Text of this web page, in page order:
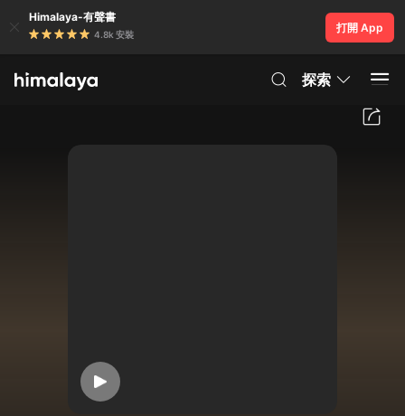
Himalaya-有聲書
4.8k 安裝
打開 App
探索